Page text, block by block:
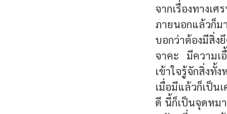
จากเรื่องทาง
ภายนอกแล้วก็ม
บอกว่าต้องมีสิ่
จาคะ มีความเ
เข้าใจรู้จักสิ่งทั้
เมื่อมีแล้วก็เป็น
ดี นี้ก็เป็นจุดหม